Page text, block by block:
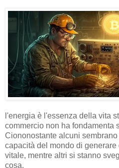
l'energia è l'essenza della vita
commercio non ha fondamenta
Ciononostante alcuni
capacità del mondo di
vitale, mentre altri si stanno
cosa.